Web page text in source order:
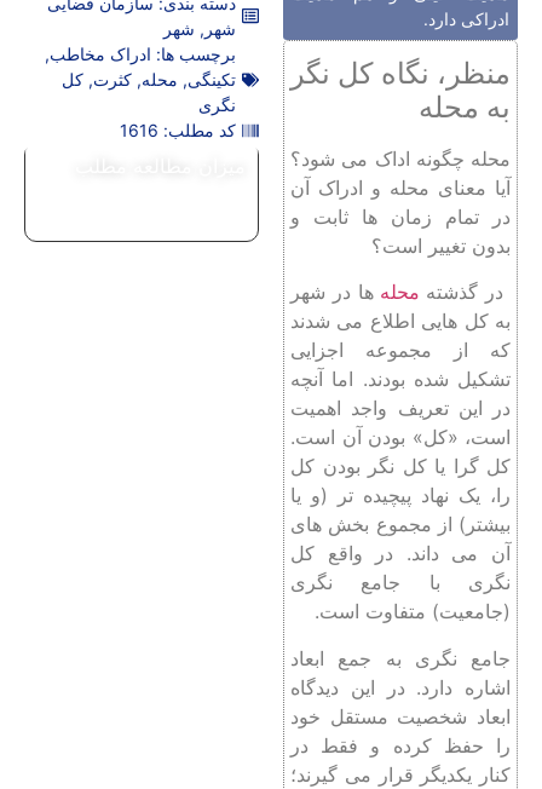
ادراکی دارد.
منظر، نگاه کل نگر
به محله
محله چگونه اداک می شود؟
آیا معنای محله و ادراک آن
در تمام زمان ها ثابت و
بدون تغییر است؟
در گذشته محله ها در شهر
به کل هایی اطلاع می شدند
که از مجموعه اجزایی
تشکیل شده بودند. اما آنچه
در این تعریف واجد اهمیت
است، «کل» بودن آن است.
کل‌ گرا یا کل ‌نگر بودن کل
را، یک ‌نهاد پیچیده ‌تر (و یا
بیشتر) از مجموع بخش های
آن می داند. در واقع کل
‌نگری با جامع ‌نگری
(جامعیت) متفاوت است.
جامع‌ نگری به جمع ابعاد
اشاره دارد. در این دیدگاه
ابعاد شخصیت مستقل خود
را حفظ کرده و فقط در
کنار یکدیگر قرار می گیرند؛
شهر , شهر
برچسب ها: ادراک مخاطب,
تکینگی, محله, کثرت, کل
نگری
کد مطلب: 1616